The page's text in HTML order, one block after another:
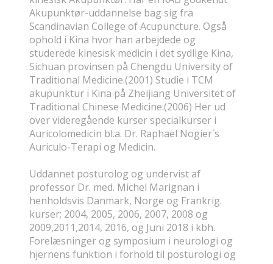
Akupunktør-uddannelse bag sig fra
Scandinavian College of Acupuncture. Også
ophold i Kina hvor han arbejdede og
studerede kinesisk medicin i det sydlige Kina,
Sichuan provinsen på Chengdu University of
Traditional Medicine.(2001) Studie i TCM
akupunktur i Kina på Zheijiang Universitet of
Traditional Chinese Medicine.(2006) Her ud
over videregående kurser specialkurser i
Auricolomedicin bl.a. Dr. Raphael Nogier´s
Auriculo-Terapi og Medicin.
Uddannet posturolog og undervist af
professor Dr. med. Michel Marignan i
henholdsvis Danmark, Norge og Frankrig.
kurser; 2004, 2005, 2006, 2007, 2008 og
2009,2011,2014, 2016, og Juni 2018 i kbh.
Forelæsninger og symposium i neurologi og
hjernens funktion i forhold til posturologi og